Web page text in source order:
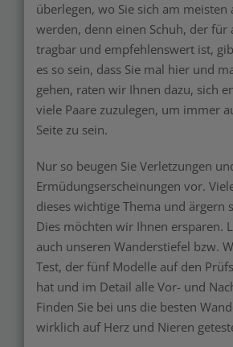
überlegen, wo Sie sich am meisten
werden, denn einen Schuh, der für
tragbar und empfehlenswert ist,
es so sein, dass Sie mal hier und
gehen, raten wir Ihnen dazu, sich
viele Paare zuzulegen, um immer
Seite zu sein.
Nur so beugen Sie Verletzungen
Ermüdungserscheinungen vor.
dieses wichtige Thema und ärgern
Dies möchten wir Ihnen ersparen.
auch unseren Wanderstiefel bzw.
Test, der fünf Modelle auf den
hat und im Detail alle Vor- und
Finden Sie bei uns die besten
wirklich auf Herz und Nieren